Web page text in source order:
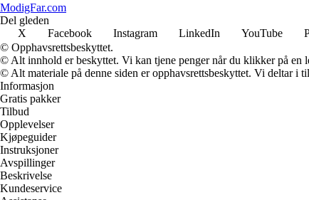
ModigFar.com
Del gleden
X
Facebook Instagram LinkedIn YouTube
© Opphavsrettsbeskyttet.
© Alt innhold er beskyttet. Vi kan tjene penger når du klikker på en
© Alt materiale på denne siden er opphavsrettsbeskyttet. Vi deltar i
Informasjon
Gratis pakker
Tilbud
Opplevelser
Kjøpeguider
Instruksjoner
Avspillinger
Beskrivelse
Kundeservice